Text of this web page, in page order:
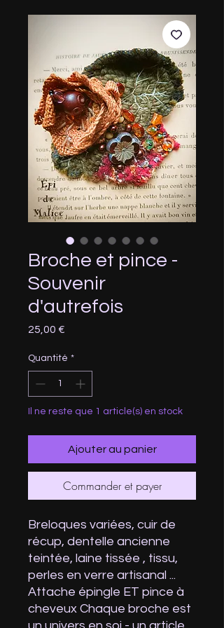
Broche et pince -
Souvenir
d'autrefois
25,00 €
Quantité *
Il ne reste que 1 article(s) en stock
Ajouter au panier
Commander et payer
Breloques variées, cuir de
récup, dentelle ancienne
teintée, laine tissée , tissu,
perles en verre artisanal ...
Attache épingle ET pince à
cheveux Chaque broche est